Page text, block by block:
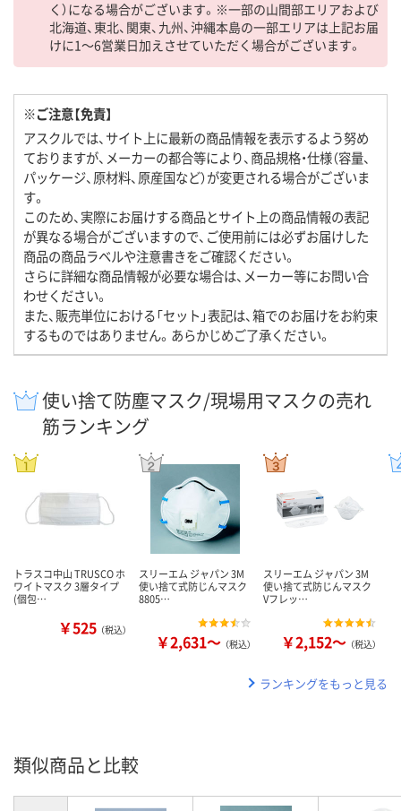
く）になる場合がございます。※一部の山間部エリアおよび
北海道、東北、関東、九州、沖縄本島の一部エリアは上記お届
けに1～6営業日加えさせていただく場合がございます。
※ご注意【免責】
アスクルでは、サイト上に最新の商品情報を表示するよう努め
ておりますが、メーカーの都合等により、商品規格・仕様（容量、
パッケージ、原材料、原産国など）が変更される場合がございま
す。
このため、実際にお届けする商品とサイト上の商品情報の表記
が異なる場合がございますので、ご使用前には必ずお届けした
商品の商品ラベルや注意書きをご確認ください。
さらに詳細な商品情報が必要な場合は、メーカー等にお問い合
わせください。
また、販売単位における「セット」表記は、箱でのお届けをお約束
するものではありません。あらかじめご了承ください。
使い捨て防塵マスク/現場用マスクの売れ
筋ランキング
トラスコ中山 TRUSCO ホ
ワイトマスク 3層タイプ
(個包…
￥525 （税込）
スリーエム ジャパン 3M
使い捨て式防じんマスク
8805…
￥2,631～ （税込）
スリーエム ジャパン 3M
使い捨て式防じんマスク
Vフレッ…
￥2,152～ （税込）
ランキングをもっと見る
類似商品と比較